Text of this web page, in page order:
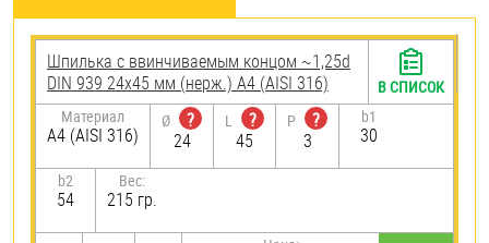
Шпилька c ввинчиваемым концом ~1,25d
DIN 939 24х45 мм (нерж.) A4 (AISI 316)
Материал
A4 (AISI 316)
Ø
?
24
L
?
45
P
?
3
b1
30
b2
54
Вес:
215 гр.
В СПИСОК